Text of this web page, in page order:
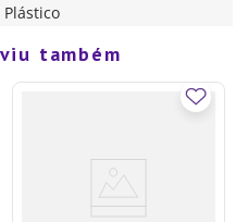
Plástico
também